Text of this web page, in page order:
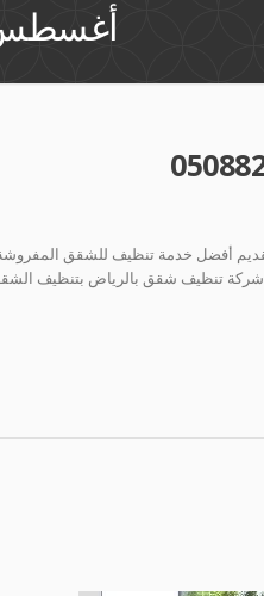
أغسطس,
تنظيف شقق بالرياض تقوم بتقديم أفضل خدمة تنظيف
شركة تنظيف شقق بالرياض بتنظيف